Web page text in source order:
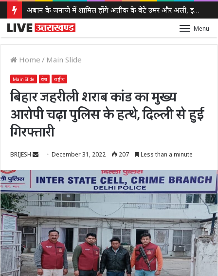
अबान के जनाजे में शामिल होंगे अतीक के बेटे उमर और अली, इलाहाबाद हाईकोर्ट ने दी पैरोल
Menu
Home / Main Slide
Main Slide प्रदेश राष्ट्रीय
बिहार जहरीली शराब कांड का मुख्य
आरोपी चढ़ा पुलिस के हत्थे, दिल्ली से हुई
गिरफ्तारी
BRIJESH
Send
email
December 31, 2022 207 Less than a minute